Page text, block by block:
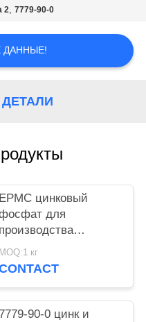
2,7779-90-0
ДАННЫЕ!
EPMC цинковый
для
производства
водяной краски с
низким содержанием
краской
MOQ:1 кг
7779-90-0 цинк и